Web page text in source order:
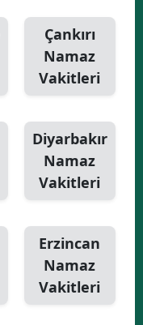
Çankırı
Namaz
Vakitleri
Diyarbakır
Namaz
Vakitleri
Erzincan
Namaz
Vakitleri